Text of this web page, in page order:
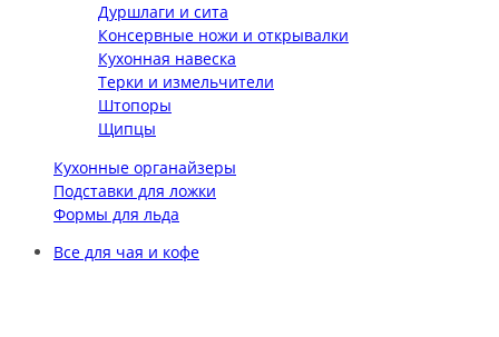
Дуршлаги и сита
Консервные ножи и открывалки
Кухонная навеска
Терки и измельчители
Штопоры
Щипцы
Кухонные органайзеры
Подставки для ложки
Формы для льда
Все для чая и кофе